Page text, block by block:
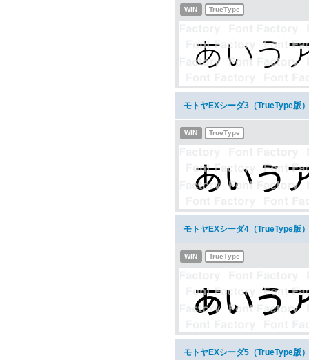
WIN TrueType
モトヤEXシーダ3（TrueType版
WIN TrueType
モトヤEXシーダ4（TrueType版
WIN TrueType
モトヤEXシーダ5（TrueType版